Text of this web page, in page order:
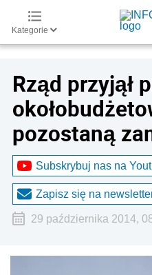
Kategorie
Rząd przyjął
pozostaną
Subskrybuj nas na
Zapisz się na
29 października 2014,